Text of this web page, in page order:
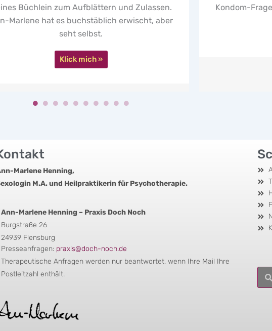
Büchlein zum Aufblättern und Zulassen.
Marlene hat es buchstäblich erwischt, aber
seht selbst.
Klick mich »
Kondom-
Marlene Henning,
M.A. und Heilpraktikerin für Psychotherapie.
Ann-Marlene Henning – Praxis Doch Noch
Burgstraße 26
24939 Flensburg
Presseanfragen: praxis@doch-noch.de
Therapeutische Anfragen werden nur beantwortet, wenn Ihre Mail Ihre
Postleitzahl enthält.